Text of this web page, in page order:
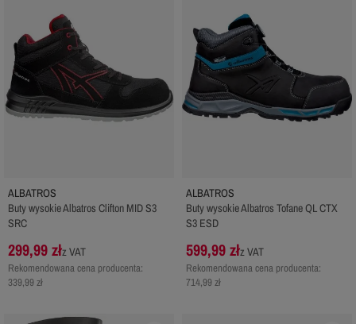
ALBATROS
Buty wysokie Albatros Clifton MID S3
SRC
299,99 złz VAT
Rekomendowana cena producenta:
339,99 zł
ALBATROS
Buty wysokie Albatros Tofane QL CTX
S3 ESD
599,99 złz VAT
Rekomendowana cena producenta:
714,99 zł